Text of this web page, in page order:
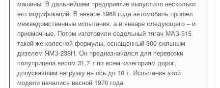
машины. В дальнейшем предприятие выпустило несколько
его модификаций. В январе 1968 года автомобиль прошел
межведомственные испытания, а в январе следующего – и
приемочные. Потом изготовили седельный тягач МАЗ-515
такой же колесной формулы, оснащенный 300-сильным
дизелем ЯМЗ-238Н. Он предназначался для перевозки
полуприцепа весом 31,7 т по всем категориям дорог,
допускавшим нагрузку на ось до 10 т. Испытания этой
модели начались весной 1970 года.